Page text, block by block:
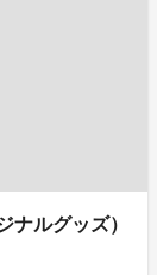
ナルグッズ）